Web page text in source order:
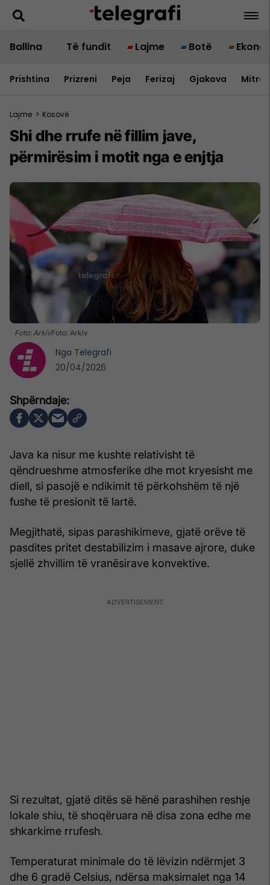
Ballina Të fundit Lajme Botë
Prishtina Prizreni Peja Ferizaj Gjakova
Lajme > Kosovë
Shi dhe rrufe në fillim jave,
përmirësim i motit nga e enjtja
Foto: ArkivFoto: Arkiv
Java ka nisur me kushte relativisht të
qëndrueshme atmosferike dhe mot kryesisht me
diell, si pasojë e ndikimit të përkohshëm të një
fushe të presionit të lartë.
Megjithatë, sipas parashikimeve, gjatë orëve të
pasdites pritet destabilizim i masave ajrore, duke
sjellë zhvillim të vranësirave konvektive.
Si rezultat, gjatë ditës së hënë parashihen reshje
lokale shiu, të shoqëruara në disa zona edhe me
shkarkime rrufesh.
Temperaturat minimale do të lëvizin ndërmjet 3
dhe 6 gradë Celsius, ndërsa maksimalet nga 14
Nga Telegrafi
20/04/2026